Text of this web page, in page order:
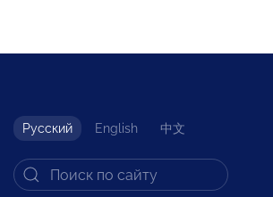
Русский English 中文